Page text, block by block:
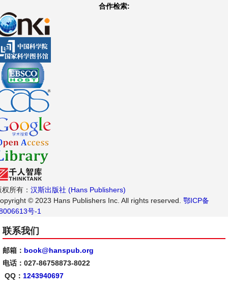
合作检索:
权所有： 汉斯出版社 (Hans Publishers)
© 2023 Hans Publishers Inc. All rights reserved. 鄂ICP备
号-1
联系我们
邮箱： book@hanspub.org
电话：027-86758873-8022
QQ： 1243940697